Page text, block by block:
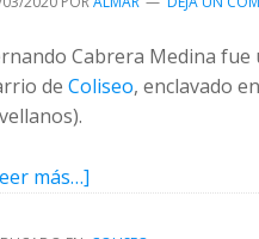
Cabrera Medina
de Coliseo, enclavado
más…]